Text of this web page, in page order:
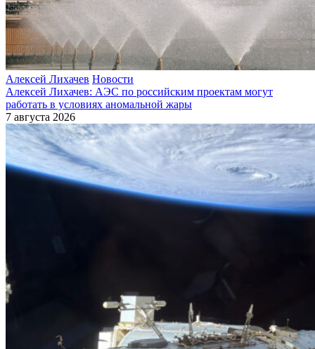
Алексей Лихачев Новости
Алексей Лихачев: АЭС по российским проектам могут
работать в условиях аномальной жары
7 августа 2026